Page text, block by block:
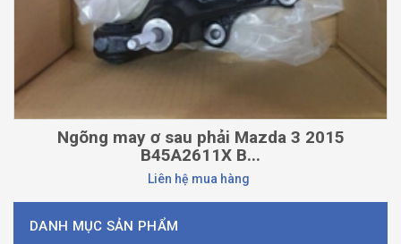
Ngõng may ơ sau phải Mazda 3 2015
B45A2611X B...
Liên hệ mua hàng
DANH MỤC SẢN PHẨM